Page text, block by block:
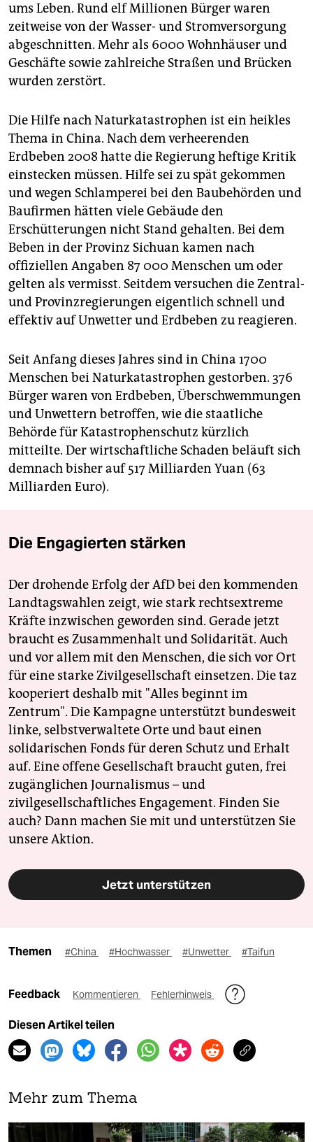
ums Leben. Rund elf Millionen Bürger waren
zeitweise von der Wasser- und Stromversorgung
abgeschnitten. Mehr als 6000 Wohnhäuser und
Geschäfte sowie zahlreiche Straßen und Brücken
wurden zerstört.
Die Hilfe nach Naturkatastrophen ist ein heikles
Thema in China. Nach dem verheerenden
Erdbeben 2008 hatte die Regierung heftige Kritik
einstecken müssen. Hilfe sei zu spät gekommen
und wegen Schlamperei bei den Baubehörden und
Baufirmen hätten viele Gebäude den
Erschütterungen nicht Stand gehalten. Bei dem
Beben in der Provinz Sichuan kamen nach
offiziellen Angaben 87 000 Menschen um oder
gelten als vermisst. Seitdem versuchen die Zentral-
und Provinzregierungen eigentlich schnell und
effektiv auf Unwetter und Erdbeben zu reagieren.
Seit Anfang dieses Jahres sind in China 1700
Menschen bei Naturkatastrophen gestorben. 376
Bürger waren von Erdbeben, Überschwemmungen
und Unwettern betroffen, wie die staatliche
Behörde für Katastrophenschutz kürzlich
mitteilte. Der wirtschaftliche Schaden beläuft sich
demnach bisher auf 517 Milliarden Yuan (63
Milliarden Euro).
Die Engagierten stärken
Der drohende Erfolg der AfD bei den kommenden
Landtagswahlen zeigt, wie stark rechtsextreme
Kräfte inzwischen geworden sind. Gerade jetzt
braucht es Zusammenhalt und Solidarität. Auch
und vor allem mit den Menschen, die sich vor Ort
für eine starke Zivilgesellschaft einsetzen. Die taz
kooperiert deshalb mit "Alles beginnt im
Zentrum". Die Kampagne unterstützt bundesweit
linke, selbstverwaltete Orte und baut einen
solidarischen Fonds für deren Schutz und Erhalt
auf. Eine offene Gesellschaft braucht guten, frei
zugänglichen Journalismus – und
zivilgesellschaftliches Engagement. Finden Sie
auch? Dann machen Sie mit und unterstützen Sie
unsere Aktion.
Jetzt unterstützen
Themen #China #Hochwasser #Unwetter #Taifun
Feedback Kommentieren Fehlerhinweis
Diesen Artikel teilen
Mehr zum Thema